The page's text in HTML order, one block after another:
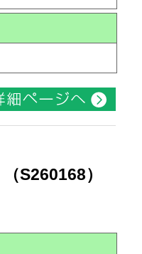
S260168）